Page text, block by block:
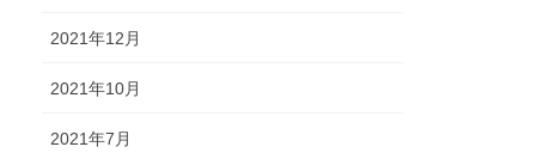
2021年12月
2021年10月
2021年7月